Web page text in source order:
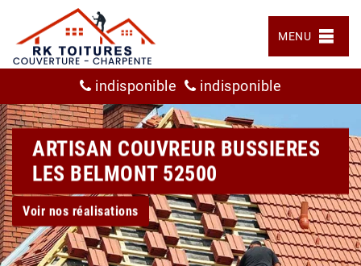
MENU
indisponible indisponible
ARTISAN COUVREUR BUSSIERES
LES BELMONT 52500
Voir nos réalisations